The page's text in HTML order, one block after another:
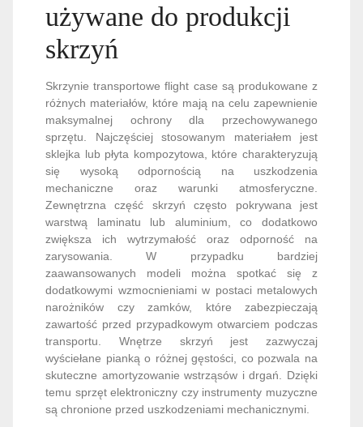
używane do produkcji
skrzyń
Skrzynie transportowe flight case są produkowane z
różnych materiałów, które mają na celu zapewnienie
maksymalnej ochrony dla przechowywanego
sprzętu. Najczęściej stosowanym materiałem jest
sklejka lub płyta kompozytowa, które charakteryzują
się wysoką odpornością na uszkodzenia
mechaniczne oraz warunki atmosferyczne.
Zewnętrzna część skrzyń często pokrywana jest
warstwą laminatu lub aluminium, co dodatkowo
zwiększa ich wytrzymałość oraz odporność na
zarysowania. W przypadku bardziej
zaawansowanych modeli można spotkać się z
dodatkowymi wzmocnieniami w postaci metalowych
narożników czy zamków, które zabezpieczają
zawartość przed przypadkowym otwarciem podczas
transportu. Wnętrze skrzyń jest zazwyczaj
wyściełane pianką o różnej gęstości, co pozwala na
skuteczne amortyzowanie wstrząsów i drgań. Dzięki
temu sprzęt elektroniczny czy instrumenty muzyczne
są chronione przed uszkodzeniami mechanicznymi.